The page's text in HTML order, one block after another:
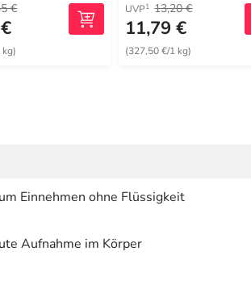
€
UVP1 13,20 €
11,79 €
(327,50 €/1 kg)
Einnehmen ohne Flüssigkeit
Aufnahme im Körper